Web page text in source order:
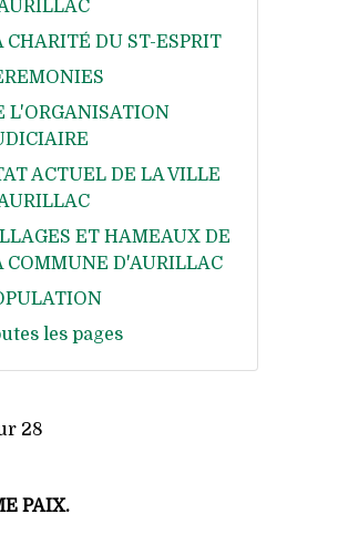
CHARITÉ DU ST-ESPRIT
L'ORGANISATION
ACTUEL DE LA VILLE
ET HAMEAUX DE
COMMUNE D'AURILLAC
les pages
28
PAIX.